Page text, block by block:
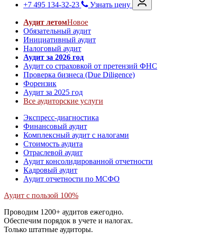
+7 495 134-32-23
Узнать цену
Аудит летомНовое
Обязательный аудит
Инициативный аудит
Налоговый аудит
Аудит за 2026 год
Аудит со страховкой от претензий ФНС
Проверка бизнеса (Due Diligence)
Форензик
Аудит за 2025 год
Все аудиторские услуги
Экспресс-диагностика
Финансовый аудит
Комплексный аудит с налогами
Стоимость аудита
Отраслевой аудит
Аудит консолидированной отчетности
Кадровый аудит
Аудит отчетности по МСФО
Аудит с пользой 100%
Проводим 1200+ аудитов ежегодно.
Обеспечим порядок в учете и налогах.
Только штатные аудиторы.